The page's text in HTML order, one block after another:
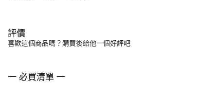
評價
喜歡這個商品嗎？購買後給他一個好評吧
一 必買清單 一